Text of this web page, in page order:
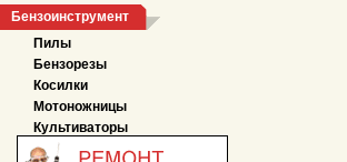
Бензоинструмент
Пилы
Бензорезы
Косилки
Мотоножницы
Культиваторы